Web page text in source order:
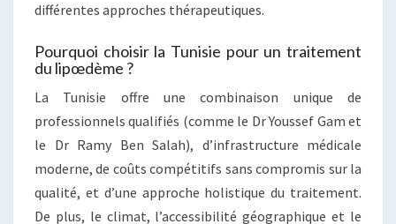
différentes approches thérapeutiques.
Pourquoi choisir la Tunisie pour un traitement
du lipœdème ?
La Tunisie offre une combinaison unique de
professionnels qualifiés (comme le Dr Youssef Gam et
le Dr Ramy Ben Salah), d’infrastructure médicale
moderne, de coûts compétitifs sans compromis sur la
qualité, et d’une approche holistique du traitement.
De plus, le climat, l’accessibilité géographique et le